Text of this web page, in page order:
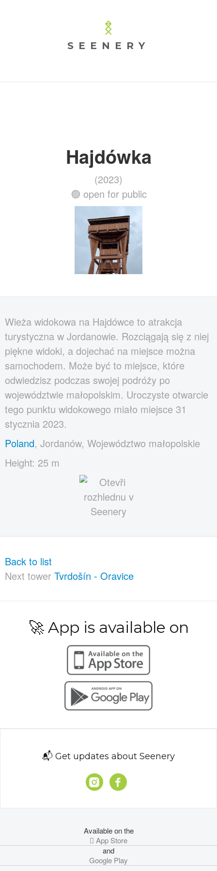
SEENERY
Hajdówka
(2023)
🟢 open for public
Wieża widokowa na Hajdówce to atrakcja
turystyczna w Jordanowie. Rozciągają się z niej
piękne widoki, a dojechać na miejsce można
samochodem. Może być to miejsce, które
odwiedzisz podczas swojej podróży po
województwie małopolskim. Uroczyste otwarcie
tego punktu widokowego miało miejsce 31
stycznia 2023.
Poland, Jordanów, Województwo małopolskie
Height: 25 m
Back to list
Next tower Tvrdošín - Oravice
🚀 App is available on
📬 Get updates about Seenery
Available on the
 App Store
and
Google Play